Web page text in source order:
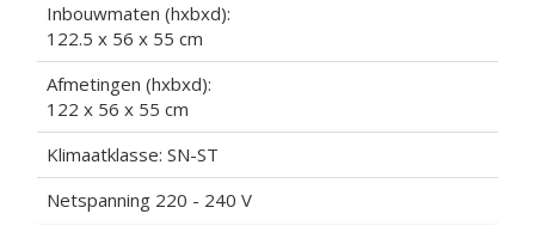
Inbouwmaten (hxbxd):
122.5 x 56 x 55 cm
Afmetingen (hxbxd):
122 x 56 x 55 cm
Klimaatklasse: SN-ST
Netspanning 220 - 240 V